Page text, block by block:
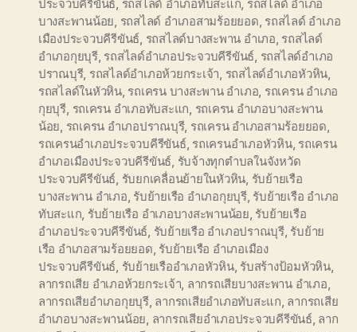
ประจวบคีรีขันธ์, รถสไลด์ อำเภอทับสะแก, รถสไลด์ อำเภอ
บางสะพานน้อย, รถสไลด์ อำเภอสามร้อยยอด, รถสไลด์ อำเภอ
เมืองประจวบคีรีขันธ์, รถสไลด์บางสะพาน อำเภอ, รถสไลด์
อำเภอกุยบุรี, รถสไลด์อำเภอประจวบคีรีขันธ์, รถสไลด์อำเภอ
ปราณบุรี, รถสไลด์อำเภอห้วยกระเจ้า, รถสไลด์อำเภอหัวหิน,
รถสไลด์ในหัวหิน, รถเครน บางสะพาน อำเภอ, รถเครน อำเภอ
กุยบุรี, รถเครน อำเภอทับสะแก, รถเครน อำเภอบางสะพาน
น้อย, รถเครน อำเภอปราณบุรี, รถเครน อำเภอสามร้อยยอด,
รถเครนอำเภอประจวบคีรีขันธ์, รถเครนอำเภอหัวหิน, รถเครน
อำเภอเมืองประจวบคีรีขันธ์, รับจ้างทุกตำบลในจังหวัด
ประจวบคีรีขันธ์, รับยกเคลื่อนย้ายในหัวหิน, รับย้ายเรือ
บางสะพาน อำเภอ, รับย้ายเรือ อำเภอกุยบุรี, รับย้ายเรือ อำเภอ
ทับสะแก, รับย้ายเรือ อำเภอบางสะพานน้อย, รับย้ายเรือ
อำเภอประจวบคีรีขันธ์, รับย้ายเรือ อำเภอปราณบุรี, รับย้าย
เรือ อำเภอสามร้อยยอด, รับย้ายเรือ อำเภอเมือง
ประจวบคีรีขันธ์, รับย้ายเรืออำเภอหัวหิน, รับสร้างป้อมหัวหิน,
ลากรถเสีย อำเภอห้วยกระเจ้า, ลากรถเสียบางสะพาน อำเภอ,
ลากรถเสียอำเภอกุยบุรี, ลากรถเสียอำเภอทับสะแก, ลากรถเสีย
อำเภอบางสะพานน้อย, ลากรถเสียอำเภอประจวบคีรีขันธ์, ลาก